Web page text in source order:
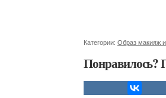
Категории: Образ макияж
Понравилось?